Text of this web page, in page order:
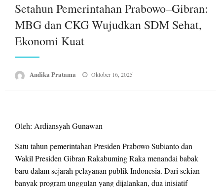
Setahun Pemerintahan Prabowo–Gibran:
MBG dan CKG Wujudkan SDM Sehat,
Ekonomi Kuat
Andika Pratama
Posted
Oktober 16, 2025
Oleh: Ardiansyah Gunawan
Satu tahun pemerintahan Presiden Prabowo Subianto dan
Wakil Presiden Gibran Rakabuming Raka menandai babak
baru dalam sejarah pelayanan publik Indonesia. Dari sekian
banyak program unggulan yang dijalankan, dua inisiatif